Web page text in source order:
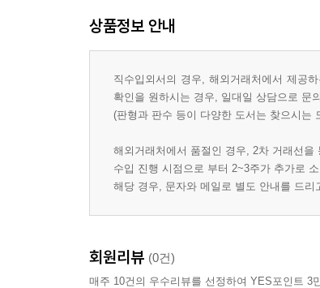
상품정보 안내
직수입외서의 경우, 해외거래처에서 제공
확인을 원하시는 경우, 일대일 상담으로 문
(판형과 판수 등이 다양한 도서는 찾으시는
해외거래처에서 품절인 경우, 2차 거래선
수입 진행 시점으로 부터 2~3주가 추가로
해당 경우, 문자와 메일로 별도 안내를 드
회원리뷰 (0건)
매주 10건의 우수리뷰를 선정하여 YES포인트 3